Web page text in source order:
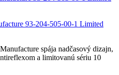
93-204-505-00-1 Limited
spája nadčasový dizajn,
a limitovanú sériu 10